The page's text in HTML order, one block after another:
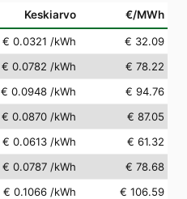
Keskiarvo €/MWh
€ 0.0321 /kWh
€ 32.09
€ 0.0782 /kWh
€ 78.22
€ 0.0948 /kWh
€ 94.76
€ 0.0870 /kWh
€ 87.05
€ 0.0613 /kWh
€ 61.32
€ 0.0787 /kWh
€ 78.68
€ 0.1066 /kWh
€ 106.59